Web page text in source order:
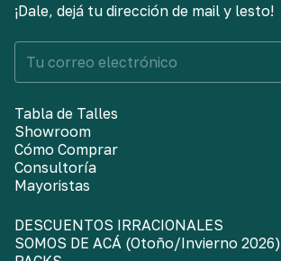
¡Dale, dejá tu dirección de mail y lesto!
Tabla de Talles
Showroom
Cómo Comprar
Consultoría
Mayoristas
DESCUENTOS IRRACIONALES
SOMOS DE ACÁ (Otoño/Invierno 2026)